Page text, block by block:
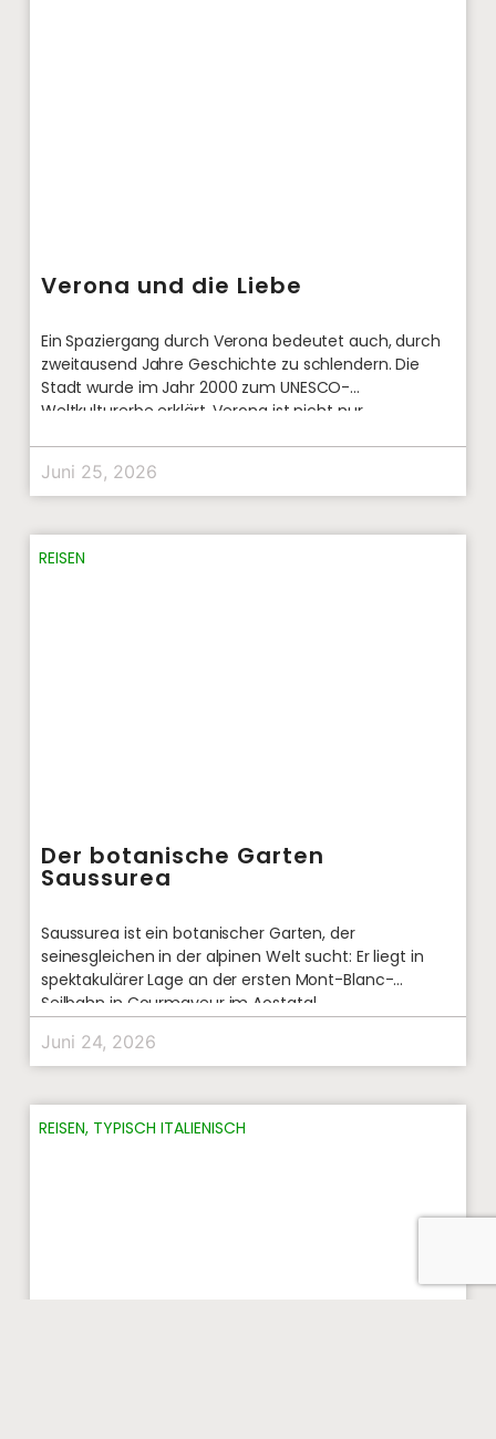
Verona und die Liebe
Ein Spaziergang durch Verona bedeutet auch, durch
zweitausend Jahre Geschichte zu schlendern. Die
Stadt wurde im Jahr 2000 zum UNESCO-
Weltkulturerbe erklärt. Verona ist nicht nur
Juni 25, 2026
REISEN
Der botanische Garten
Saussurea
Saussurea ist ein botanischer Garten, der
seinesgleichen in der alpinen Welt sucht: Er liegt in
spektakulärer Lage an der ersten Mont-Blanc-
Seilbahn in Courmayeur im Aostatal.
Juni 24, 2026
REISEN, TYPISCH ITALIENISCH